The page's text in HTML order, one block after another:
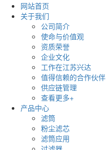
网站首页
关于我们
公司简介
使命与价值观
资质荣誉
企业文化
工作在江苏兴达
值得信赖的合作伙伴
供应链管理
查看更多+
产品中心
滤筒
粉尘滤芯
滤筒应用